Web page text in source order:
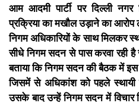
आम आदमी पार्टी पर दिल्ली
प्रक्रिया का मखौल उड़ाने का आरोप
निगम अधिकारियों के साथ मिलकर
सीधे निगम सदन से पास करवा रही है
बताया कि निगम सदन की बैठक में इस
जिसमें से अधिकांश को पहले स्थायी
उसके बाद उन्हें निगम सदन में विचार